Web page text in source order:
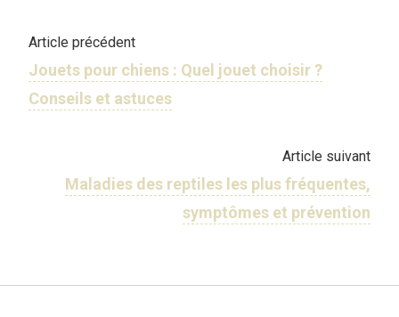
Article précédent
Jouets pour chiens : Quel jouet choisir ?
Conseils et astuces
Article suivant
Maladies des reptiles les plus fréquentes,
symptômes et prévention